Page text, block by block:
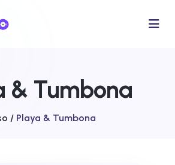
& Tumbona
/ Playa & Tumbona